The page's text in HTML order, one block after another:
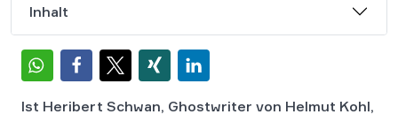
Inhalt
Ist Heribert Schwan, Ghostwriter von Helmut Kohl,